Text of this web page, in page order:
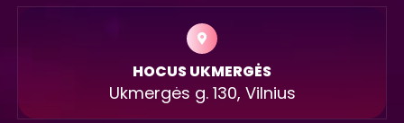
HOCUS UKMERGĖS
Ukmergės g. 130, Vilnius